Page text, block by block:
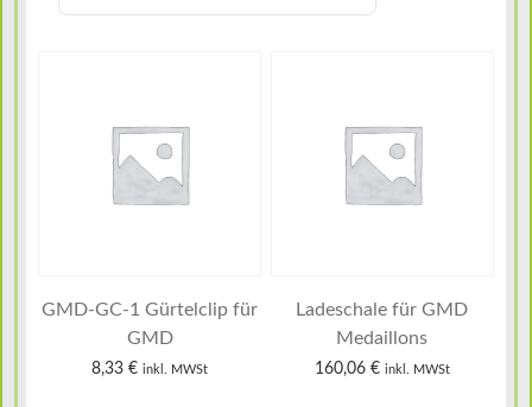
GMD-GC-1 Gürtelclip für
GMD
8,33€ inkl. MWSt
Ladeschale für GMD
Medaillons
160,06 € inkl. MWSt